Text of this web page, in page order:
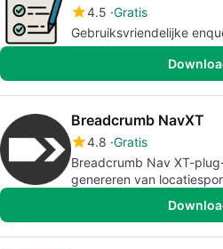
4.5 Gratis
Gebruiksvriendelijke
Breadcrumb NavXT
4.8 Gratis
Breadcrumb Nav XT-
genereren van